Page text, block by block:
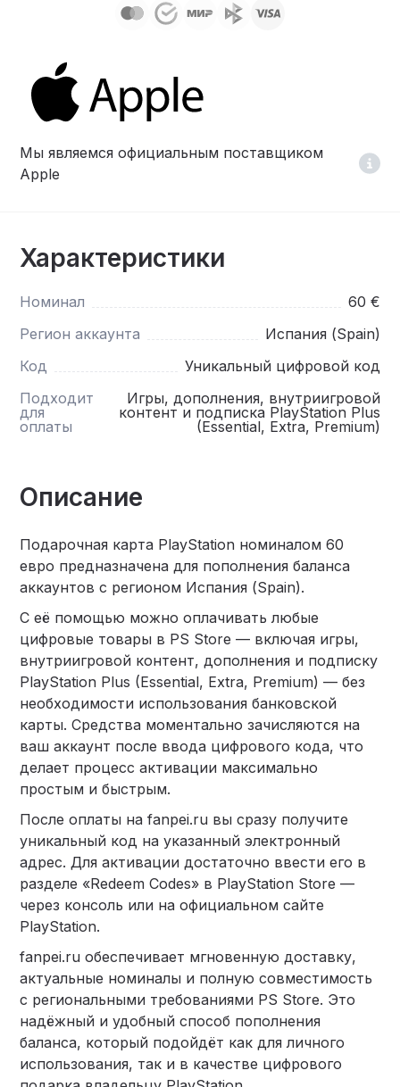
Мы являемся официальным поставщиком
Apple
Характеристики
Номинал
60 €
Регион аккаунта
Испания (Spain)
Код
Уникальный цифровой код
Подходит
для
оплаты
Игры, дополнения, внутриигровой
контент и подписка PlayStation Plus
(Essential, Extra, Premium)
Описание
Подарочная карта PlayStation номиналом 60
евро предназначена для пополнения баланса
аккаунтов с регионом Испания (Spain).
С её помощью можно оплачивать любые
цифровые товары в PS Store — включая игры,
внутриигровой контент, дополнения и подписку
PlayStation Plus (Essential, Extra, Premium) — без
необходимости использования банковской
карты. Средства моментально зачисляются на
ваш аккаунт после ввода цифрового кода, что
делает процесс активации максимально
простым и быстрым.
После оплаты на fanpei.ru вы сразу получите
уникальный код на указанный электронный
адрес. Для активации достаточно ввести его в
разделе «Redeem Codes» в PlayStation Store —
через консоль или на официальном сайте
PlayStation.
fanpei.ru обеспечивает мгновенную доставку,
актуальные номиналы и полную совместимость
с региональными требованиями PS Store. Это
надёжный и удобный способ пополнения
баланса, который подойдёт как для личного
использования, так и в качестве цифрового